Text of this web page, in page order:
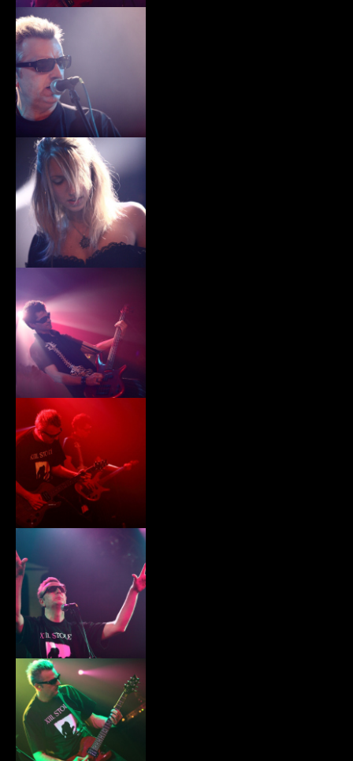
xiii015.jpg
xiii016.jpg
xiii017.jpg
xiii018.jpg
xiii019.jpg
xiii020.jpg